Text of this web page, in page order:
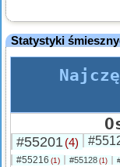
Statystyki
#55201(4)
#55216 (1) #55128 (1)